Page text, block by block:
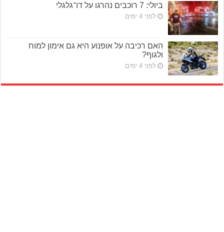
ביולי: 7 רוכבים נהרגו על דו־גלגלי
לפני 4 ימים
האם רכיבה על אופנוע היא גם אימון למוח
ולגוף?
לפני 4 ימים